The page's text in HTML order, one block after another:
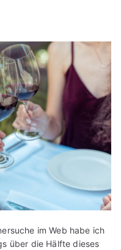
im Web habe ich
über die Hälfte dieses